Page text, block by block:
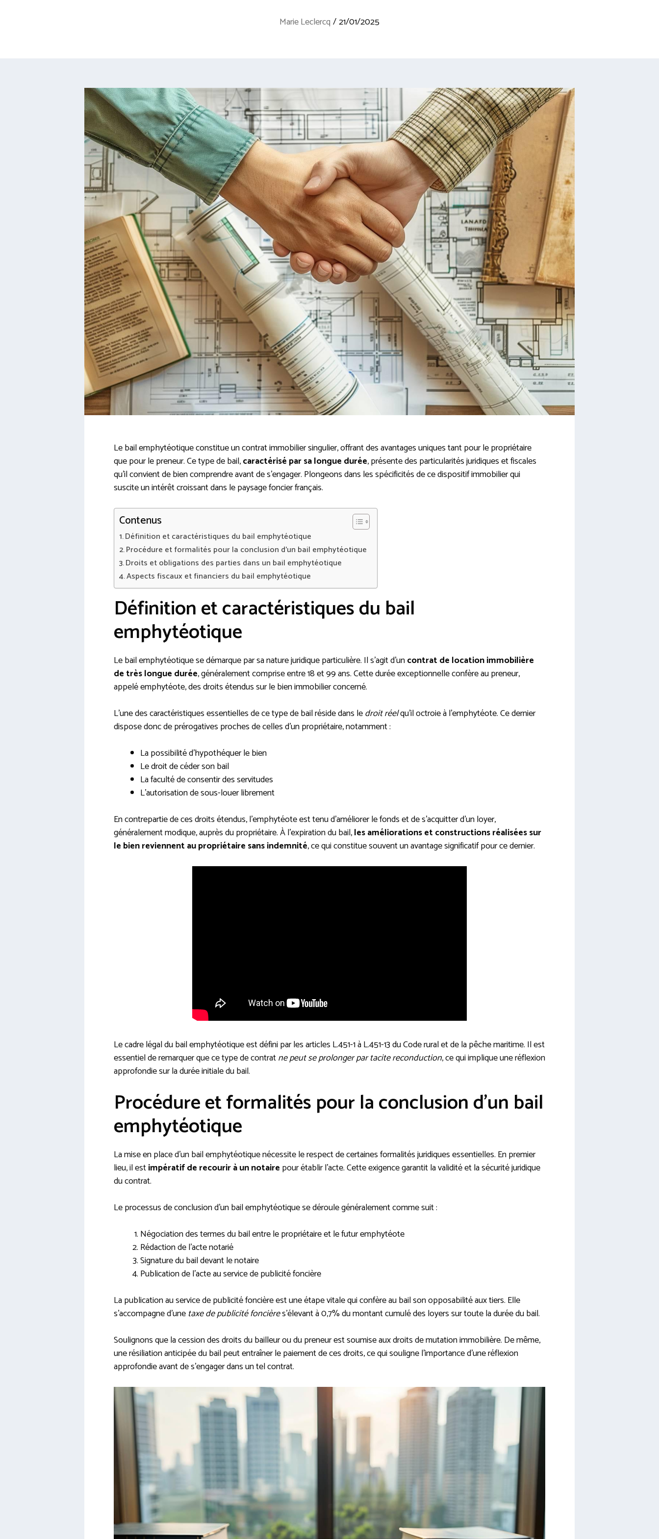
Marie Leclercq /21/01/2025
Le bail emphytéotique constitue un contrat immobilier singulier, offrant des avantages uniques tant pour le propriétaire
que pour le preneur. Ce type de bail,caractérisé par sa longue durée, présente des particularités juridiques et fiscales
qu’il convient de bien comprendre avant de s’engager. Plongeons dans les spécificités de ce dispositif immobilier qui
suscite un intérêt croissant dans le paysage foncier français.
Contenus
Définition et caractéristiques du bail emphytéotique
Procédure et formalités pour la conclusion d’un bail emphytéotique
Droits et obligations des parties dans un bail emphytéotique
Aspects fiscaux et financiers du bail emphytéotique
Définition et caractéristiques du bail
emphytéotique
Le bail emphytéotique se démarque par sa nature juridique particulière. Il s’agit d’uncontrat de location immobilière
de très longue durée, généralement comprise entre 18 et 99 ans. Cette durée exceptionnelle confère au preneur,
appelé emphytéote, des droits étendus sur le bien immobilier concerné.
L’une des caractéristiques essentielles de ce type de bail réside dans ledroit réelqu’il octroie à l’emphytéote. Ce dernier
dispose donc de prérogatives proches de celles d’un propriétaire, notamment :
La possibilité d’hypothéquer le bien
Le droit de céder son bail
La faculté de consentir des servitudes
L’autorisation de sous-louer librement
En contrepartie de ces droits étendus, l’emphytéote est tenu d’améliorer le fonds et de s’acquitter d’un loyer,
généralement modique, auprès du propriétaire. À l’expiration du bail,les améliorations et constructions réalisées sur
le bien reviennent au propriétaire sans indemnité, ce qui constitue souvent un avantage significatif pour ce dernier.
Le cadre légal du bail emphytéotique est défini par les articles L.451-1 à L.451-13 du Code rural et de la pêche maritime. Il est
essentiel de remarquer que ce type de contratne peut se prolonger par tacite reconduction, ce qui implique une réflexion
approfondie sur la durée initiale du bail.
Procédure et formalités pour la conclusion d’un bail
emphytéotique
La mise en place d’un bail emphytéotique nécessite le respect de certaines formalités juridiques essentielles. En premier
lieu, il estimpératif de recourir à un notaire pour établir l’acte. Cette exigence garantit la validité et la sécurité juridique
du contrat.
Le processus de conclusion d’un bail emphytéotique se déroule généralement comme suit :
Négociation des termes du bail entre le propriétaire et le futur emphytéote
Rédaction de l’acte notarié
Signature du bail devant le notaire
Publication de l’acte au service de publicité foncière
La publication au service de publicité foncière est une étape vitale qui confère au bail son opposabilité aux tiers. Elle
s’accompagne d’une taxe de publicité foncières’élevant à 0,7% du montant cumulé des loyers sur toute la durée du bail.
Soulignons que la cession des droits du bailleur ou du preneur est soumise aux droits de mutation immobilière. De même,
une résiliation anticipée du bail peut entraîner le paiement de ces droits, ce qui souligne l’importance d’une réflexion
approfondie avant de s’engager dans un tel contrat.